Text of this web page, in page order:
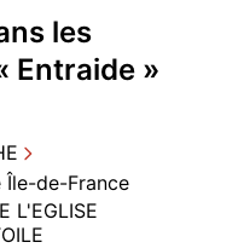
les
Entraide »
Île-de-France
L'EGLISE